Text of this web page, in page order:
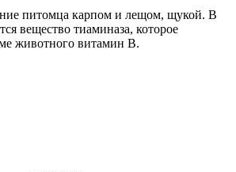
питомца карпом и лещом, щукой. В
вещество тиаминаза, которое
животного витамин В.